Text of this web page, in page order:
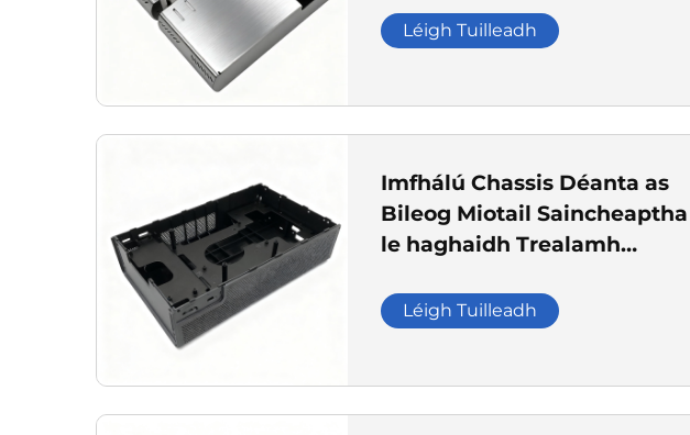
Gearrthóga Lasair
Léigh Tuilleadh
Imfhálú Chassis Déanta as
Bileog Miotail Saincheaptha
le haghaidh Trealamh
Léigh Tuilleadh